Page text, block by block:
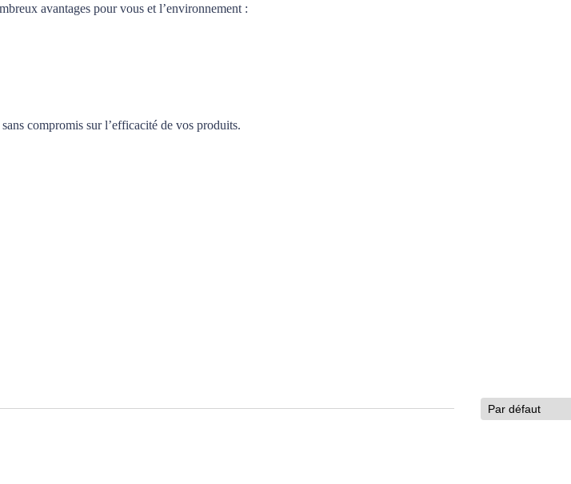
avantages pour vous et l’environnement :
compromis sur l’efficacité de vos produits.